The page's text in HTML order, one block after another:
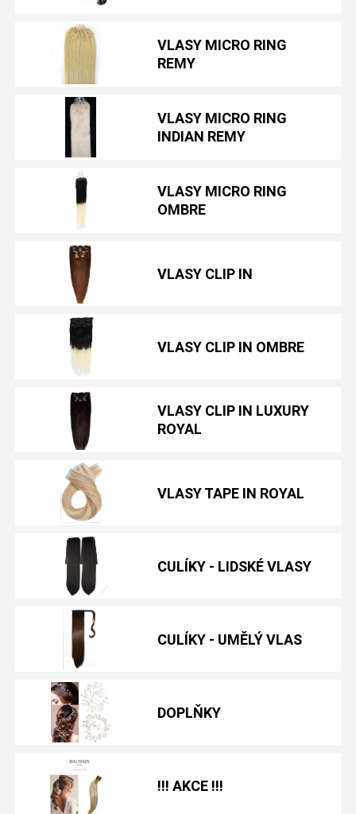
VLASY MICRO RING
REMY
VLASY MICRO RING
INDIAN REMY
VLASY MICRO RING
OMBRE
VLASY CLIP IN
VLASY CLIP IN OMBRE
VLASY CLIP IN LUXURY
ROYAL
VLASY TAPE IN ROYAL
CULÍKY - LIDSKÉ VLASY
CULÍKY - UMĚLÝ VLAS
DOPLŇKY
!!! AKCE !!!